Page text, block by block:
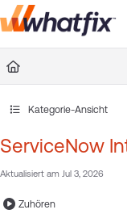
Fetch the complete
Kategorie-Ansicht
ServiceNow
Aktualisiert am Jul 3, 2026
Zuhören